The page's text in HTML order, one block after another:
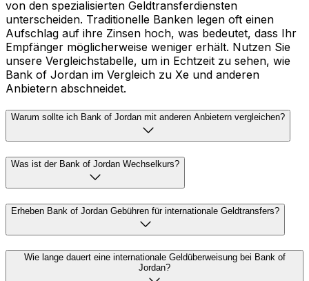
von den spezialisierten Geldtransferdiensten
unterscheiden. Traditionelle Banken legen oft einen
Aufschlag auf ihre Zinsen hoch, was bedeutet, dass Ihr
Empfänger möglicherweise weniger erhält. Nutzen Sie
unsere Vergleichstabelle, um in Echtzeit zu sehen, wie
Bank of Jordan im Vergleich zu Xe und anderen
Anbietern abschneidet.
Warum sollte ich Bank of Jordan mit anderen Anbietern vergleichen?
Was ist der Bank of Jordan Wechselkurs?
Erheben Bank of Jordan Gebühren für internationale Geldtransfers?
Wie lange dauert eine internationale Geldüberweisung bei Bank of
Jordan?